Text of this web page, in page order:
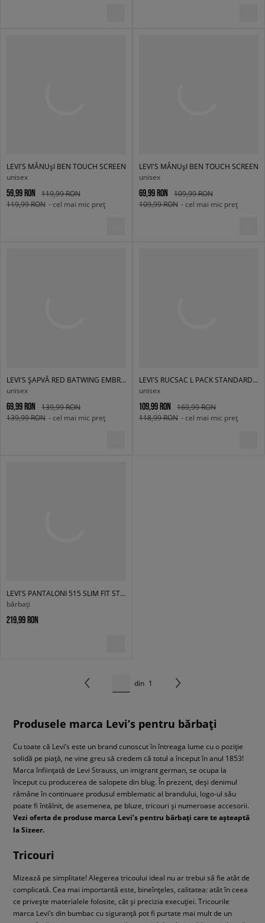
LEVI'S MĂNUșI BEN TOUCH SCREEN
unisex
59,99 RON
119,99 RON
119,99 RON - cel mai mic preț
LEVI'S MĂNUșI BEN TOUCH SCREEN
unisex
69,99 RON
109,99 RON
109,99 RON - cel mai mic preț
LEVI'S ȘAPVĂ RED BATWING EMBROIDERED BEANIE
unisex
69,99 RON
139,99 RON
139,99 RON - cel mai mic preț
LEVI'S RUCSAC L PACK STANDARD ISSUE
unisex
109,99 RON
169,99 RON
118,99 RON - cel mai mic preț
LEVI'S PANTALONI 515 SLIM FIT STRAIGHT BLACKS
bărbați
219,99 RON
din 1
Produsele marca Levi’s pentru bărbați
Cu toate că Levi’s este un brand cunoscut în întreaga lume cu o poziție
solidă pe piață, ne vine greu să credem că totul a început în anul 1853!
Marca înființată de Levi Strauss, un imigrant german, se ocupa la
început cu producerea de salopete din blug. În prezent, deși denimul
rămâne în continuare produsul emblematic al brandului, logo-ul său
poate fi întâlnit, de asemenea, pe bluze, tricouri și numeroase accesorii.
Vezi oferta de produse marca Levi’s pentru bărbați care te așteaptă
la Sizeer.
Tricouri
Mizează pe simplitate! Alegerea tricoului ideal nu ar trebui să fie atât de
complicată. Cea mai importantă este, bineînțeles, calitatea: atât în ceea
ce privește materialele folosite, cât și precizia execuției. Tricourile
marca Levi’s din bumbac cu siguranță pot fi purtate mai mult de un